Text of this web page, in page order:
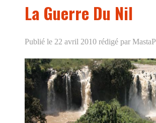
La Guerre Du Nil
Publié le 22 avril 2010 rédigé par MastaP